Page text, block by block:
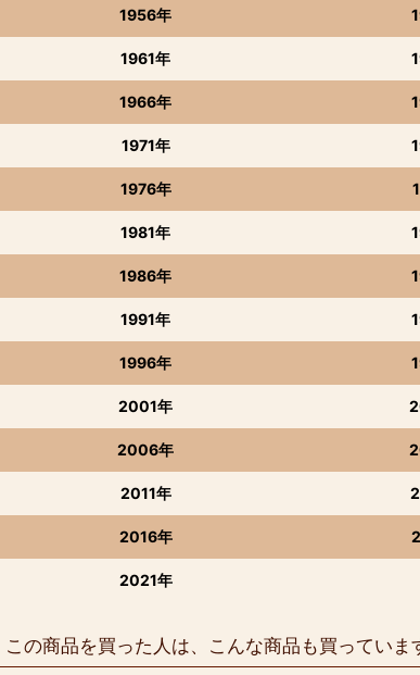
1956年
1961年
1966年
1971年
1976年
1981年
1986年
1991年
1996年
2001年
2006年
2011年
2016年
2021年
この商品を買った人は、こんな商品も買っていま